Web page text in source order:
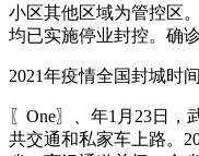
小区其他区域为管控区
均已实施停业封控。确
2021年疫情全国封城时间
〖One〗、年1月23日
共交通和私家车上路。